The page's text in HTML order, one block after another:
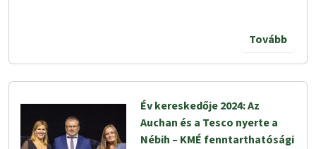
Tovább
Év kereskedője 2024: Az
Auchan és a Tesco nyerte a
Nébih – KMÉ fenntarthatósági